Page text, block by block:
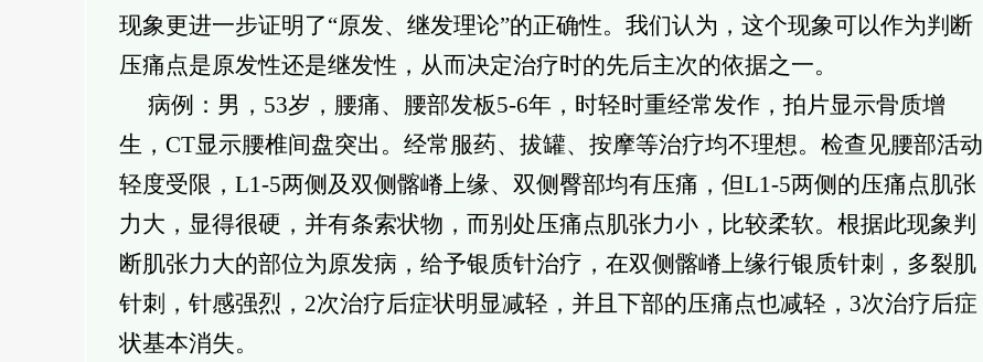
现象更进一步证明了“原发、继发理论”的正确性。我们认为，这个现象可以作为判断
压痛点是原发性还是继发性，从而决定治疗时的先后主次的依据之一。
病例：男，53岁，腰痛、腰部发板5-6年，时轻时重经常发作，拍片显示骨质增
生，CT显示腰椎间盘突出。经常服药、拔罐、按摩等治疗均不理想。检查见腰部活动
轻度受限，L1-5两侧及双侧髂嵴上缘、双侧臀部均有压痛，但L1-5两侧的压痛点肌张
力大，显得很硬，并有条索状物，而别处压痛点肌张力小，比较柔软。根据此现象判
断肌张力大的部位为原发病，给予银质针治疗，在双侧髂嵴上缘行银质针刺，多裂肌
针刺，针感强烈，2次治疗后症状明显减轻，并且下部的压痛点也减轻，3次治疗后症
状基本消失。